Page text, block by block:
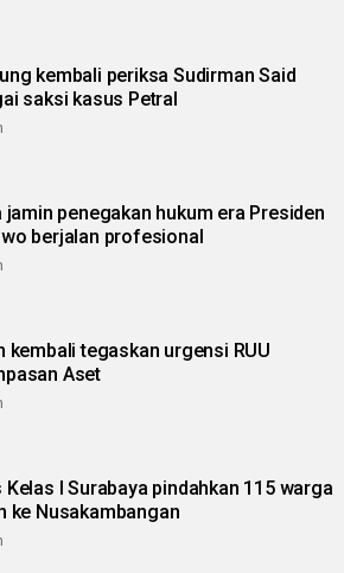
kembali periksa Sudirman Said
saksi kasus Petral
jamin penegakan hukum era Presiden
berjalan profesional
kembali tegaskan urgensi RUU
Aset
Kelas I Surabaya pindahkan 115 warga
ke Nusakambangan